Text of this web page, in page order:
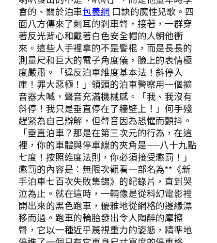
會的、關於泊車包養網 口訣的魔性兒歌。四
面八方傳來了刺耳的剎車聲，接著，一群穿
著反光背心和戴著白色安全帽的人朝他衝
來。這些人手裡拿的不是警棍，而是長長的
測量尺和巨大的電子角度儀，臉上的表情極
度嚴肅。「違反泊車維度基本法！斜停入
庫！罪大惡極！」領頭的泊車警察用一個擴
音器大喊，聲音充滿機械感。「我、我沒有
斜停！我只是垂直停在了牆壁上！」何手殘
趕緊為自己辯解，但聲音因為恐懼而顫抖。
「垂直泊車？那是在第三次元的行為，在這
裡，你的車體與停車線的夾角是——八十九點
七度！按照維度法則，你必須接受懲罰！」
懲罰的內容是：無限次觀看一部名為**《新
手泊車七百次失敗集錦》的紀錄片，直到哭
泣為止。就在這時，一輛像是從科幻電影裡
開出來的黑色跑車，優雅地從網格的邊緣漂
移而過。跑車的輪胎發出令人陶醉的摩擦
聲，它以一種近乎蔑視重力的姿態，精準地